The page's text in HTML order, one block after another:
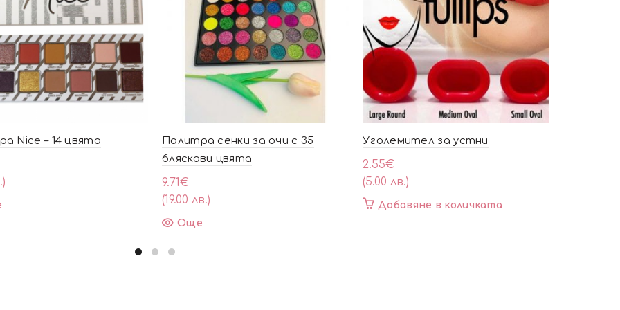
Nice – 14 цвята
Палитра сенки за очи с 35
бляскави цвята
9.71€
(19.00 лв.)
Още
Уголемител за устни
2.55€
(5.00 лв.)
Добавяне в количката